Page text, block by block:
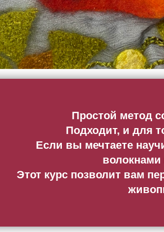
Простой метод
Подходит, и для
Если вы мечтаете
Этот курс позволит вам